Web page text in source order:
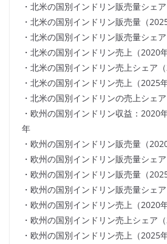
・北米の国別インドリン販売量シェ
・北米の国別インドリン販売量（
・北米の国別インドリン販売量シェ
・北米の国別インドリン売上（2020
・北米の国別インドリン売上シェア
・北米の国別インドリン売上（2025
・北米の国別インドリンの売上シェ
・欧州の国別インドリン収益：2020
年
・欧州の国別インドリン販売量（
・欧州の国別インドリン販売量シェ
・欧州の国別インドリン販売量（
・欧州の国別インドリン販売量シェ
・欧州の国別インドリン売上（2020
・欧州の国別インドリン売上シェア
・欧州の国別インドリン売上（2025